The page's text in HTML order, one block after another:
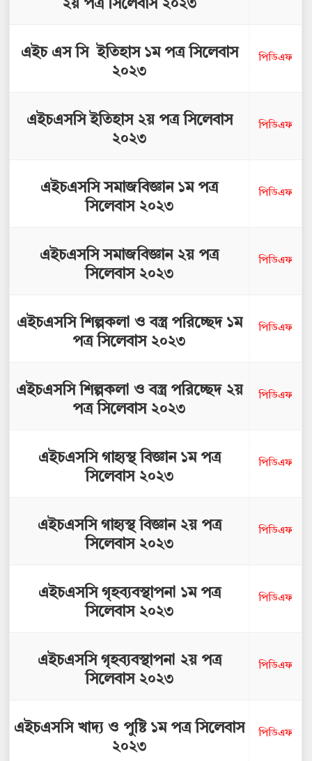
২য় পত্র সিলেবাস ২০২৩
এইচ এস সি ইতিহাস ১ম পত্র সিলেবাস
২০২৩
পিডিএফ
এইচএসসি ইতিহাস ২য় পত্র সিলেবাস
২০২৩
পিডিএফ
এইচএসসি সমাজবিজ্ঞান ১ম পত্র
সিলেবাস ২০২৩
পিডিএফ
এইচএসসি সমাজবিজ্ঞান ২য় পত্র
সিলেবাস ২০২৩
পিডিএফ
এইচএসসি শিল্পকলা ও বস্ত্র পরিচ্ছেদ ১ম
পত্র সিলেবাস ২০২৩
পিডিএফ
এইচএসসি শিল্পকলা ও বস্ত্র পরিচ্ছেদ ২য়
পত্র সিলেবাস ২০২৩
পিডিএফ
এইচএসসি গাহ্যস্থ বিজ্ঞান ১ম পত্র
সিলেবাস ২০২৩
পিডিএফ
এইচএসসি গাহ্যস্থ বিজ্ঞান ২য় পত্র
সিলেবাস ২০২৩
পিডিএফ
এইচএসসি গৃহব্যবস্থাপনা ১ম পত্র
সিলেবাস ২০২৩
পিডিএফ
এইচএসসি গৃহব্যবস্থাপনা ২য় পত্র
সিলেবাস ২০২৩
পিডিএফ
এইচএসসি খাদ্য ও পুষ্টি ১ম পত্র সিলেবাস
২০২৩
পিডিএফ